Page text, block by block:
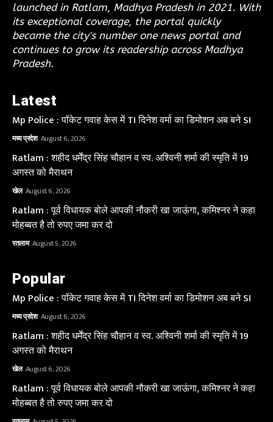
launched in Ratlam, Madhya Pradesh in 2021. With
its exceptional coverage, the portal quickly
became the city's number one news portal and
continues to grow its readership across Madhya
Pradesh.
Latest
Mp Police : पॉकेट गवाह केस में TI दिनेश वर्मा का डिमोशन अब बने SI
मध्य प्रदेश August 6, 2026
Ratlam : शहीद धर्मेंद्र सिंह चौहान व स्व. अश्विनी शर्मा की स्मृति में 19
अगस्त को मैराथन
खेल August 6, 2026
Ratlam : पूर्व विधायक बोले आपकी नौकरी खा जाऊंगा, कमिश्नर ने कहा
मोहब्बत है तो रुपए जमा कर दो
रतलाम August 5, 2026
Popular
Mp Police : पॉकेट गवाह केस में TI दिनेश वर्मा का डिमोशन अब बने SI
मध्य प्रदेश August 6, 2026
Ratlam : शहीद धर्मेंद्र सिंह चौहान व स्व. अश्विनी शर्मा की स्मृति में 19
अगस्त को मैराथन
खेल August 6, 2026
Ratlam : पूर्व विधायक बोले आपकी नौकरी खा जाऊंगा, कमिश्नर ने कहा
मोहब्बत है तो रुपए जमा कर दो